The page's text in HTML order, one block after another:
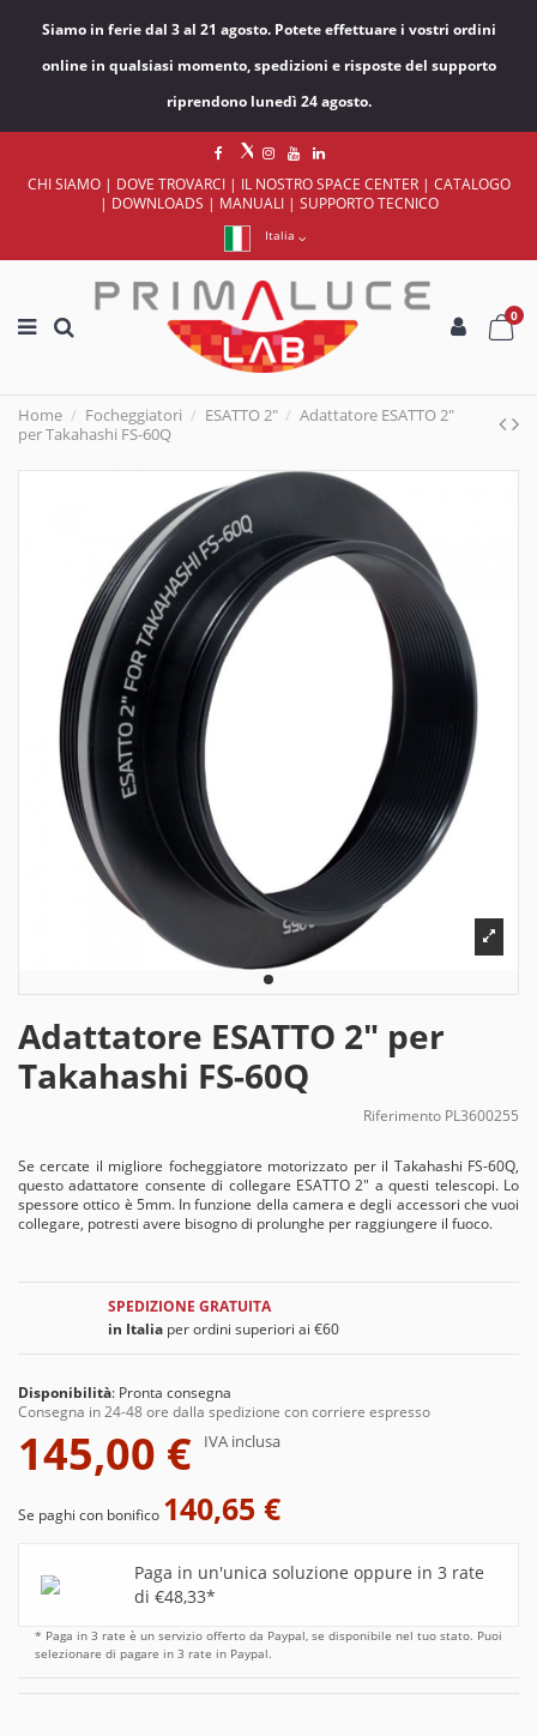
Siamo in ferie dal 3 al 21 agosto. Potete effettuare i vostri ordini
online in qualsiasi momento, spedizioni e risposte del supporto
riprendono lunedì 24 agosto.
CHI SIAMO| DOVE TROVARCI| IL NOSTRO SPACE CENTER| CATALOGO
| DOWNLOADS | MANUALI| SUPPORTO TECNICO
Italia
0
Home Focheggiatori ESATTO 2"
Adattatore ESATTO 2"
per Takahashi FS-60Q
Adattatore ESATTO 2" per
Takahashi FS-60Q
Riferimento PL3600255
Se cercate il migliore focheggiatore motorizzato per il Takahashi FS-60Q,
questo adattatore consente di collegare ESATTO 2" a questi telescopi. Lo
spessore ottico è 5mm. In funzione della camera e degli accessori che vuoi
collegare, potresti avere bisogno di prolunghe per raggiungere il fuoco.
SPEDIZIONE GRATUITA
in Italiaper ordini superiori ai €60
Disponibilità: Pronta consegna
Consegna in 24-48 ore dalla spedizione con corriere espresso
145,00 € IVA inclusa
Se paghi con bonifico 140,65 €
Paga in un'unica soluzione oppure in 3 rate
di €48,33*
* Paga in 3 rate è un servizio offerto da Paypal, se disponibile nel tuo stato. Puoi
selezionare di pagare in 3 rate in Paypal.